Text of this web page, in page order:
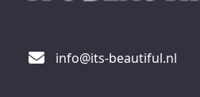
info@its-beautiful.nl